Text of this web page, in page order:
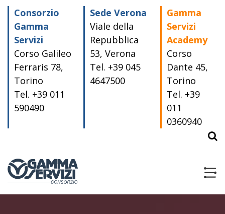
contentConsorzio
Gamma
Servizi
Corso Galileo
Ferraris 78,
Torino
Tel. +39 011
590490
Sede Verona
Viale della
Repubblica
53, Verona
Tel. +39 045
4647500
Gamma
Servizi
Academy
Corso
Dante 45,
Torino
Tel. +39
011
0360940